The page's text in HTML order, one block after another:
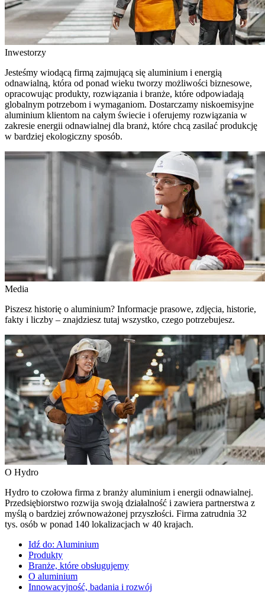
Inwestorzy
Jesteśmy wiodącą firmą zajmującą się aluminium i energią
odnawialną, która od ponad wieku tworzy możliwości biznesowe,
opracowując produkty, rozwiązania i branże, które odpowiadają
globalnym potrzebom i wymaganiom. Dostarczamy niskoemisyjne
aluminium klientom na całym świecie i oferujemy rozwiązania w
zakresie energii odnawialnej dla branż, które chcą zasilać produkcję
w bardziej ekologiczny sposób.
Media
Piszesz historię o aluminium? Informacje prasowe, zdjęcia, historie,
fakty i liczby – znajdziesz tutaj wszystko, czego potrzebujesz.
O Hydro
Hydro to czołowa firma z branży aluminium i energii odnawialnej.
Przedsiębiorstwo rozwija swoją działalność i zawiera partnerstwa z
myślą o bardziej zrównoważonej przyszłości. Firma zatrudnia 32
tys. osób w ponad 140 lokalizacjach w 40 krajach.
Idź do: Aluminium
Produkty
Branże, które obsługujemy
O aluminium
Innowacyjność, badania i rozwój